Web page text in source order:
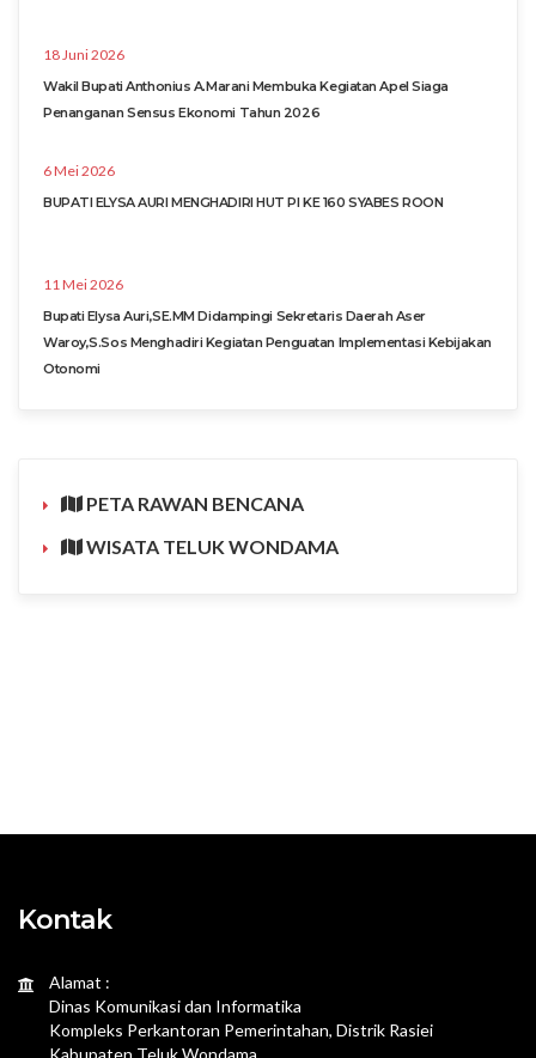
18 Juni 2026
Wakil Bupati Anthonius A.Marani Membuka Kegiatan Apel Siaga
Penanganan Sensus Ekonomi Tahun 2026
6 Mei 2026
BUPATI ELYSA AURI MENGHADIRI HUT PI KE 160 SYABES ROON
11 Mei 2026
Bupati Elysa Auri,SE.MM Didampingi Sekretaris Daerah Aser
Waroy,S.Sos Menghadiri Kegiatan Penguatan Implementasi Kebijakan
Otonomi
PETA RAWAN BENCANA
WISATA TELUK WONDAMA
Kontak
Alamat :
Dinas Komunikasi dan Informatika
Kompleks Perkantoran Pemerintahan, Distrik Rasiei
Kabupaten Teluk Wondama